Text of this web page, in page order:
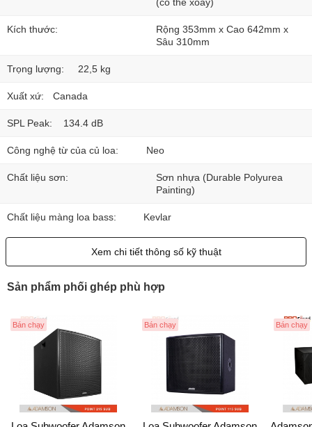
Kích thước:
Rộng 353mm x Cao 642mm x
Sâu 310mm
Trọng lượng: 22,5 kg
Xuất xứ: Canada
SPL Peak: 134.4 dB
Công nghệ từ của củ loa: Neo
Chất liệu sơn:
Sơn nhựa (Durable Polyurea
Painting)
Chất liệu màng loa bass: Kevlar
Xem chi tiết thông số kỹ thuật
Sản phẩm phối ghép phù hợp
Bán chạy Bán chạy Bán chạy